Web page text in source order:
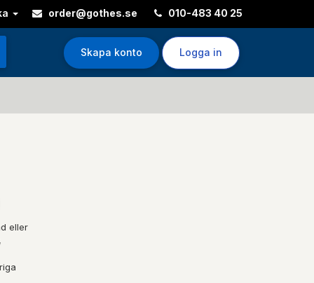
order@gothes.se 010-483 40 25
Skapa konto Logga in
eller